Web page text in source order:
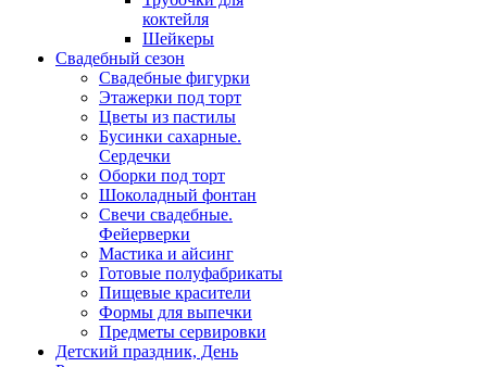
коктейля
Шейкеры
Свадебный сезон
Свадебные фигурки
Этажерки под торт
Цветы из пастилы
Бусинки сахарные.
Сердечки
Оборки под торт
Шоколадный фонтан
Свечи свадебные.
Фейерверки
Мастика и айсинг
Готовые полуфабрикаты
Пищевые красители
Формы для выпечки
Предметы сервировки
Детский праздник, День